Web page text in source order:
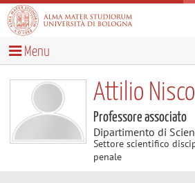
Menu
Attilio Nisco
Professore associato
Dipartimento di
Settore scientifico
penale